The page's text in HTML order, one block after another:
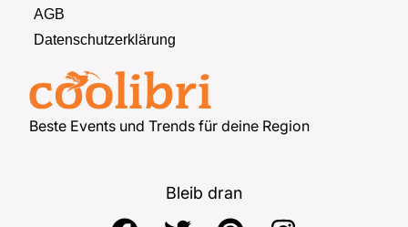
Beste Events und Trends für deine Region
AGB
Datenschutzerklärung
Bleib dran
F
T
P
I